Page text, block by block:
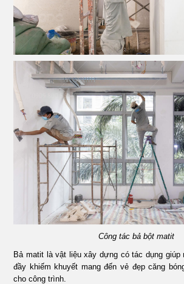
Công tác bả bột matit
Bả matit là vật liệu xây dựng có tác dụng giúp
đầy khiếm khuyết mang đến vẻ đẹp căng
cho công trình.